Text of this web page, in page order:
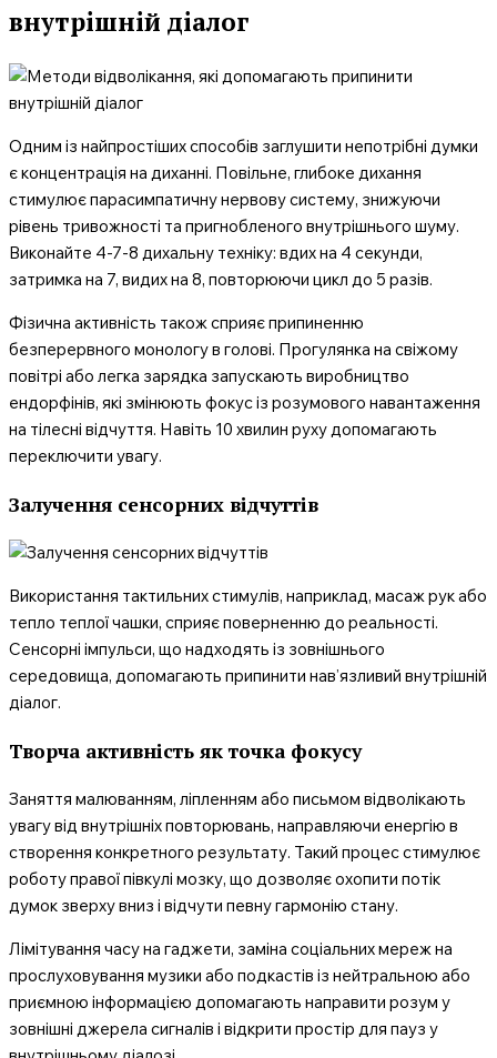
внутрішній діалог
Одним із найпростіших способів заглушити непотрібні думки
є концентрація на диханні. Повільне, глибоке дихання
стимулює парасимпатичну нервову систему, знижуючи
рівень тривожності та пригнобленого внутрішнього шуму.
Виконайте 4-7-8 дихальну техніку: вдих на 4 секунди,
затримка на 7, видих на 8, повторюючи цикл до 5 разів.
Фізична активність також сприяє припиненню
безперервного монологу в голові. Прогулянка на свіжому
повітрі або легка зарядка запускають виробництво
ендорфінів, які змінюють фокус із розумового навантаження
на тілесні відчуття. Навіть 10 хвилин руху допомагають
переключити увагу.
Залучення сенсорних відчуттів
Використання тактильних стимулів, наприклад, масаж рук або
тепло теплої чашки, сприяє поверненню до реальності.
Сенсорні імпульси, що надходять із зовнішнього
середовища, допомагають припинити нав’язливий внутрішній
діалог.
Творча активність як точка фокусу
Заняття малюванням, ліпленням або письмом відволікають
увагу від внутрішніх повторювань, направляючи енергію в
створення конкретного результату. Такий процес стимулює
роботу правої півкулі мозку, що дозволяє охопити потік
думок зверху вниз і відчути певну гармонію стану.
Лімітування часу на гаджети, заміна соціальних мереж на
прослуховування музики або подкастів із нейтральною або
приємною інформацією допомагають направити розум у
зовнішні джерела сигналів і відкрити простір для пауз у